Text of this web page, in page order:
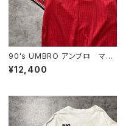
90's UMBRO アンブロ マン
チェスターユナイテッド イング
ランドプレミアリーグ ハーフジ
カーシャツ
¥12,400